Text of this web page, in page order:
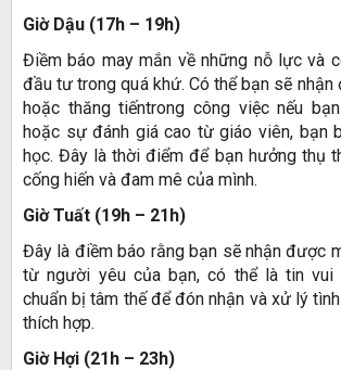
Giờ Dậu (17h – 19h)
Điềm báo may mắn về những nỗ lực và
đầu tư trong quá khứ. Có thể bạn sẽ
hoặc thăng tiếntrong công việc nếu
hoặc sự đánh giá cao từ giáo viên, bạn
học. Đây là thời điểm để bạn hưởng thụ
cống hiến và đam mê của mình.
Giờ Tuất (19h – 21h)
Đây là điềm báo rằng bạn sẽ nhận được
từ người yêu của bạn, có thể là tin vui
chuẩn bị tâm thế để đón nhận và xử lý
thích hợp.
Giờ Hợi (21h – 23h)